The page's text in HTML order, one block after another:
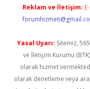
Reklam ve İletişim:
Yasal Uyarı: Sitemiz,
ve İletişim Kurumu
olarak hizmet
olarak denetleme veya